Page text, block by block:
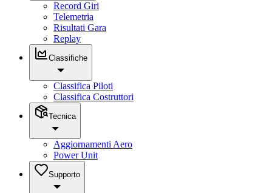
Record Giri
Telemetria
Risultati Gara
Replay
Classifiche
Classifica Piloti
Classifica Costruttori
Tecnica
Aggiornamenti Aero
Power Unit
Supporto